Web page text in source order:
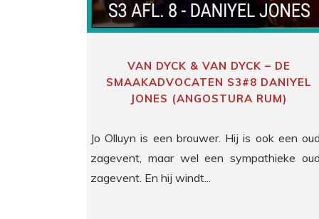
VAN DYCK & VAN DYCK – DE
SMAAKADVOCATEN S3#8 DANIYEL
JONES (ANGOSTURA RUM)
Jo Olluyn is een brouwer. Hij is ook een
zagevent, maar wel een sympathieke
zagevent. En hij windt...